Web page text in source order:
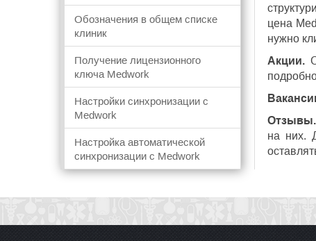
Обозначения в общем списке
клиник
Получение лицензионного
ключа Medwork
Настройки синхронизации с
Medwork
Настройка автоматической
синхронизации с Medwork
цена
нужно
Акции.
Отзывы.
на них.